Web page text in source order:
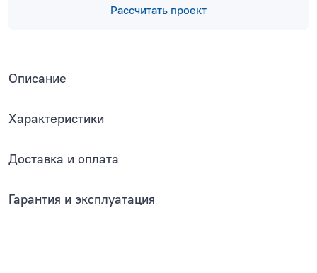
Рассчитать проект
Описание
Характеристики
Доставка и оплата
Гарантия и эксплуатация